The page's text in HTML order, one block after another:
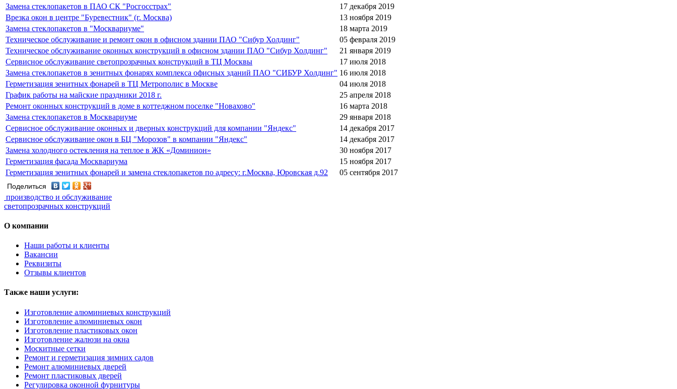
Замена стеклопакетов в ПАО СК "Росгосстрах"
17 декабря 2019
Врезка окон в центре "Буревестник" (г. Москва)
13 ноября 2019
Замена стеклопакетов в "Москвариуме"
18 марта 2019
Техническое обслуживание и ремонт окон в офисном здании ПАО "Сибур Холдинг"
05 февраля 2019
Техническое обслуживание оконных конструкций в офисном здании ПАО "Сибур Холдинг"
21 января 2019
Сервисное обслуживание светопрозрачных конструкций в ТЦ Москвы
17 июля 2018
Замена стеклопакетов в зенитных фонарях комплекса офисных зданий ПАО "СИБУР Холдинг" 16 июля 2018
Герметизация зенитных фонарей в ТЦ Метрополис в Москве
04 июля 2018
График работы на майские праздники 2018 г.
25 апреля 2018
Ремонт оконных конструкций в доме в коттеджном поселке "Новахово"
16 марта 2018
Замена стеклопакетов в Москвариуме
29 января 2018
Сервисное обслуживание оконных и дверных конструкций для компании "Яндекс"
14 декабря 2017
Сервисное обслуживание окон в БЦ "Морозов" в компании "Яндекс"
14 декабря 2017
Замена холодного остекления на теплое в ЖК «Доминион»
30 ноября 2017
Герметизация фасада Москвариума
15 ноября 2017
Герметизация зенитных фонарей и замена стеклопакетов по адресу: г.Москва, Юровская д.92
05 сентября 2017
Поделиться
производство и обслуживание
светопрозрачных конструкций
О компании
Наши работы и клиенты
Вакансии
Реквизиты
Отзывы клиентов
Также наши услуги:
Изготовление алюминиевых конструкций
Изготовление алюминиевых окон
Изготовление пластиковых окон
Изготовление жалюзи на окна
Москитные сетки
Ремонт и герметизация зимних садов
Ремонт алюминиевых дверей
Ремонт пластиковых дверей
Регулировка оконной фурнитуры